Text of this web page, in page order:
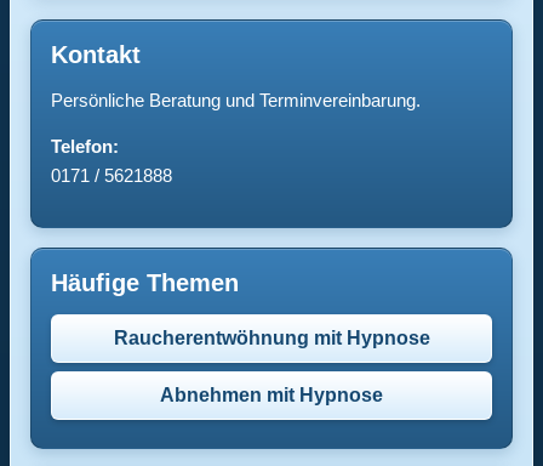
Kontakt
Persönliche Beratung und Terminvereinbarung.
Telefon:
0171 / 5621888
Häufige Themen
Raucherentwöhnung mit Hypnose
Abnehmen mit Hypnose